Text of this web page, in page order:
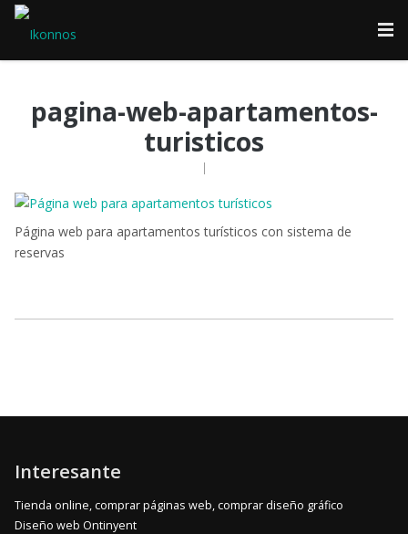
contenido
pagina-web-apartamentos-
turisticos
|
Página web para apartamentos turísticos con sistema de
reservas
Interesante
Tienda online, comprar páginas web, comprar diseño gráfico
Diseño web Ontinyent